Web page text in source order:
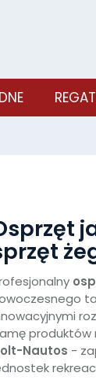
Nautos -